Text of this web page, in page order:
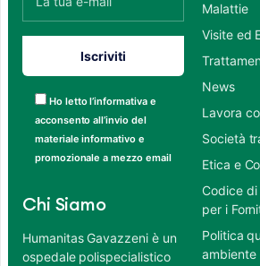
Ho letto l’informativa e
acconsento all’invio del
materiale informativo e
promozionale a mezzo email
Chi Siamo
Humanitas Gavazzeni è un
ospedale polispecialistico
Malattie
Visite ed
News
Lavora
Società
Etica e
Codice
per i
Politica
ambiente